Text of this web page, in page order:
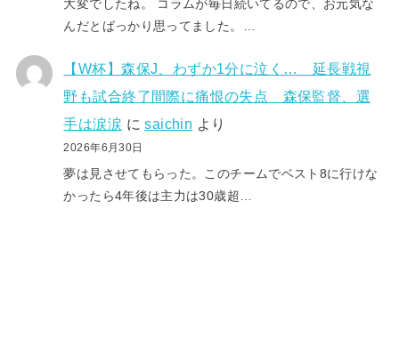
大変でしたね。 コラムが毎日続いてるので、お元気な
んだとばっかり思ってました。…
【W杯】森保J、わずか1分に泣く… 延長戦視
野も試合終了間際に痛恨の失点 森保監督、選
手は涙涙 にsaichin より
2026年6月30日
夢は見させてもらった。このチームでベスト8に行けな
かったら4年後は主力は30歳超…